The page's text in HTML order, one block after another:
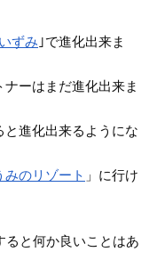
ずみ ｣で進化出来ま
ーはまだ進化出来ま
進化出来るようにな
みのリゾート 」に行け
ると何か良いことはあ